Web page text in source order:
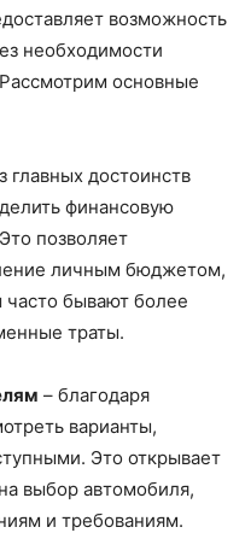
возможность
необходимости
основные
главных достоинств
финансовую
позволяет
личным бюджетом,
бывают более
траты.
– благодаря
варианты,
Это открывает
выбор автомобиля,
и требованиям.